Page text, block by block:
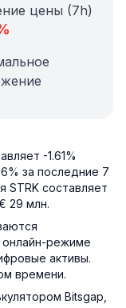
цены (7h)
-1.61%
за последние 7
STRK составляет
29 млн.
онлайн-режиме
активы.
времени.
Bitsgap,